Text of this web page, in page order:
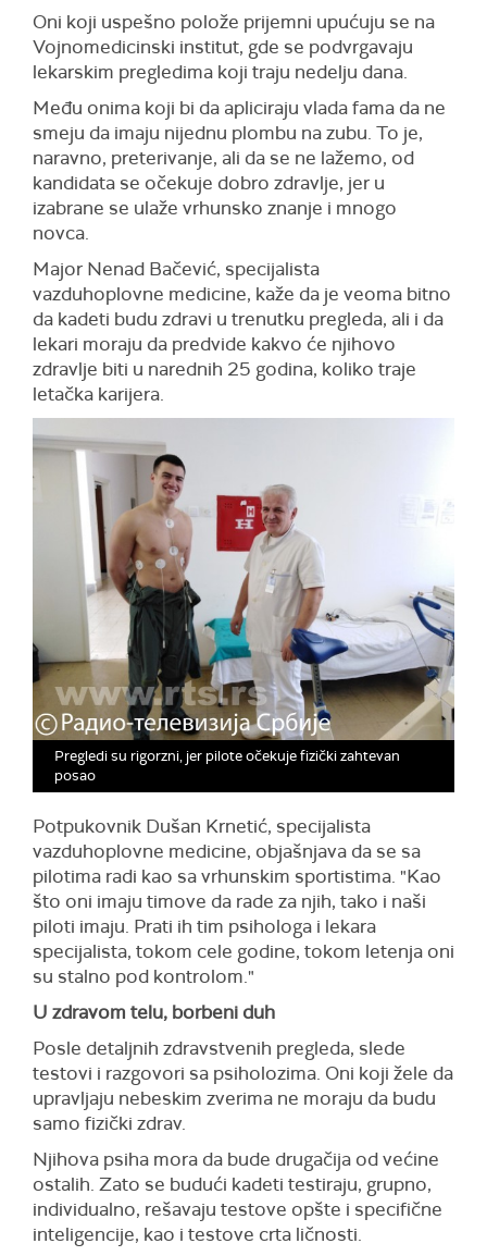
Oni koji uspešno polože prijemni upućuju se na
Vojnomedicinski institut, gde se podvrgavaju
lekarskim pregledima koji traju nedelju dana.
Među onima koji bi da apliciraju vlada fama da ne
smeju da imaju nijednu plombu na zubu. To je,
naravno, preterivanje, ali da se ne lažemo, od
kandidata se očekuje dobro zdravlje, jer u
izabrane se ulaže vrhunsko znanje i mnogo
novca.
Major Nenad Bačević, specijalista
vazduhoplovne medicine, kaže da je veoma bitno
da kadeti budu zdravi u trenutku pregleda, ali i da
lekari moraju da predvide kakvo će njihovo
zdravlje biti u narednih 25 godina, koliko traje
letačka karijera.
Pregledi su rigorzni, jer pilote očekuje fizički zahtevan
posao
Potpukovnik Dušan Krnetić, specijalista
vazduhoplovne medicine, objašnjava da se sa
pilotima radi kao sa vrhunskim sportistima. "Kao
što oni imaju timove da rade za njih, tako i naši
piloti imaju. Prati ih tim psihologa i lekara
specijalista, tokom cele godine, tokom letenja oni
su stalno pod kontrolom."
U zdravom telu, borbeni duh
Posle detaljnih zdravstvenih pregleda, slede
testovi i razgovori sa psiholozima. Oni koji žele da
upravljaju nebeskim zverima ne moraju da budu
samo fizički zdrav.
Njihova psiha mora da bude drugačija od većine
ostalih. Zato se budući kadeti testiraju, grupno,
individualno, rešavaju testove opšte i specifične
inteligencije, kao i testove crta ličnosti.